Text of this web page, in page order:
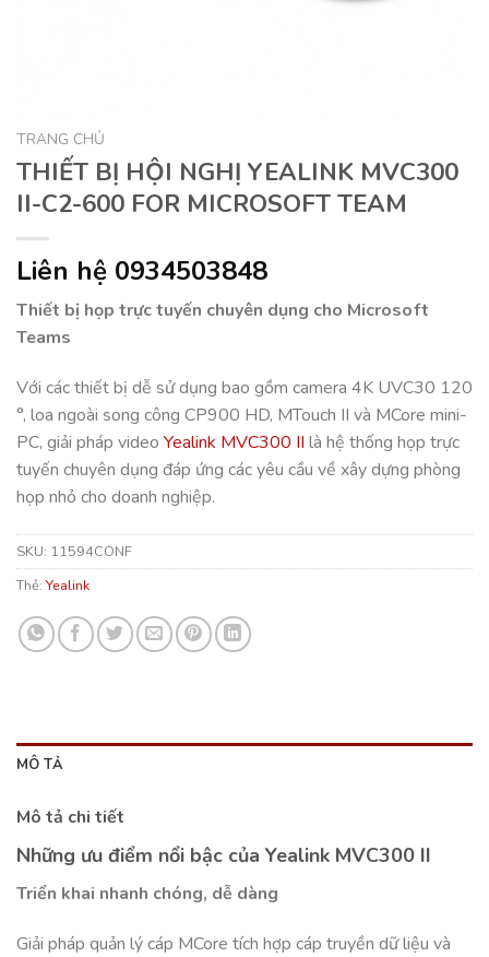
TRANG CHỦ
THIẾT BỊ HỘI NGHỊ YEALINK MVC300
II-C2-600 FOR MICROSOFT TEAM
Liên hệ 0934503848
Thiết bị họp trực tuyến chuyên dụng cho Microsoft
Teams
Với các thiết bị dễ sử dụng bao gồm camera 4K UVC30 120
°, loa ngoài song công CP900 HD, MTouch II và MCore mini-
PC, giải pháp video Yealink MVC300 II là hệ thống họp trực
tuyến chuyên dụng đáp ứng các yêu cầu về xây dựng phòng
họp nhỏ cho doanh nghiệp.
SKU: 11594CONF
Thẻ: Yealink
MÔ TẢ
Mô tả chi tiết
Những ưu điểm nổi bậc của Yealink MVC300 II
Triển khai nhanh chóng, dễ dàng
Giải pháp quản lý cáp MCore tích hợp cáp truyền dữ liệu và